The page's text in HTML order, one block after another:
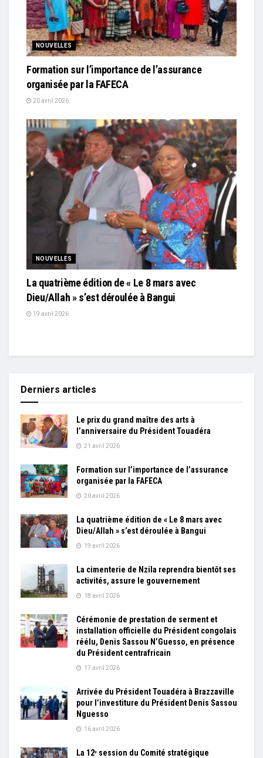
NOUVELLES
Formation sur l’importance de l’assurance
organisée par la FAFECA
20 avril 2026
NOUVELLES
La quatrième édition de « Le 8 mars avec
Dieu/Allah » s’est déroulée à Bangui
19 avril 2026
Derniers articles
Le prix du grand maître des arts à
l’anniversaire du Président Touadéra
21 avril 2026
Formation sur l’importance de l’assurance
organisée par la FAFECA
20 avril 2026
La quatrième édition de « Le 8 mars avec
Dieu/Allah » s’est déroulée à Bangui
19 avril 2026
La cimenterie de Nzila reprendra bientôt ses
activités, assure le gouvernement
18 avril 2026
Cérémonie de prestation de serment et
installation officielle du Président congolais
réélu, Denis Sassou N’Guesso, en présence
du Président centrafricain
17 avril 2026
Arrivée du Président Touadéra à Brazzaville
pour l’investiture du Président Denis Sassou
Nguesso
16 avril 2026
La 12ᵉ session du Comité stratégique